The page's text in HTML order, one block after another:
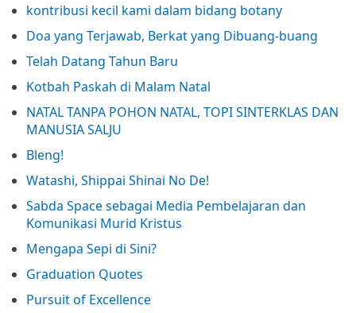
kontribusi kecil kami dalam bidang botany
Doa yang Terjawab, Berkat yang Dibuang-buang
Telah Datang Tahun Baru
Kotbah Paskah di Malam Natal
NATAL TANPA POHON NATAL, TOPI SINTERKLAS DAN
MANUSIA SALJU
Bleng!
Watashi, Shippai Shinai No De!
Sabda Space sebagai Media Pembelajaran dan
Komunikasi Murid Kristus
Mengapa Sepi di Sini?
Graduation Quotes
Pursuit of Excellence